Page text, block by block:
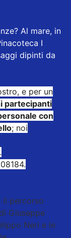
Al mare, in
I
dipinti da
e per un
partecipanti
con
; noi
il percorso
Giuseppe
Neri e le